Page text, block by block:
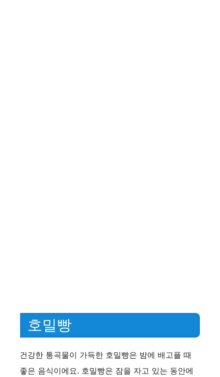
호밀빵
건강한 통곡물이 가득한 호밀빵은 밤에 배고플 때
좋은 음식이에요. 호밀빵은 잠을 자고 있는 동안에